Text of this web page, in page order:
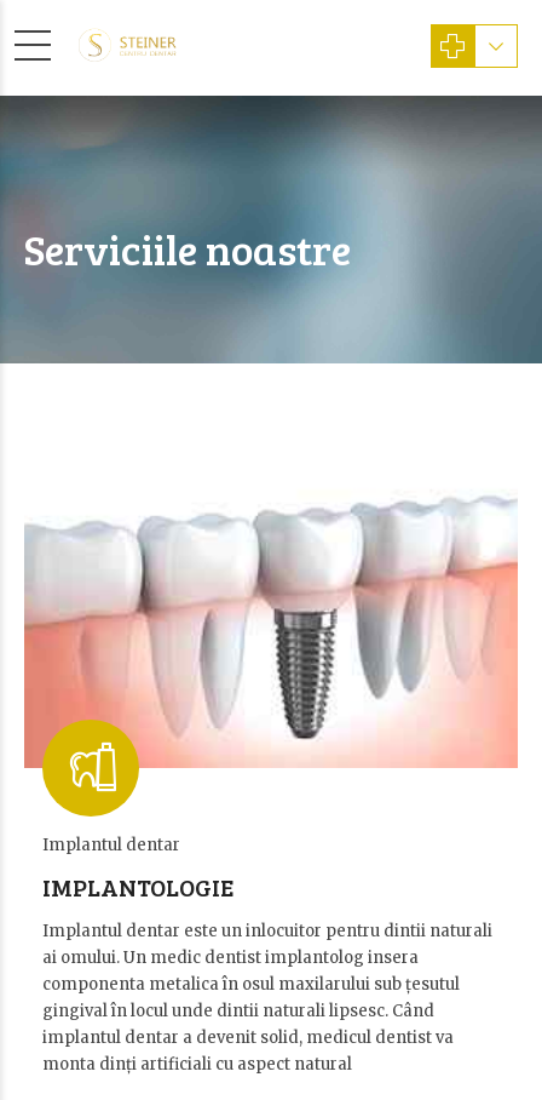
Serviciile noastre
Implantul dentar
IMPLANTOLOGIE
Implantul dentar este un inlocuitor pentru dintii naturali
ai omului. Un medic dentist implantolog insera
componenta metalica în osul maxilarului sub țesutul
gingival în locul unde dintii naturali lipsesc. Când
implantul dentar a devenit solid, medicul dentist va
monta dinți artificiali cu aspect natural